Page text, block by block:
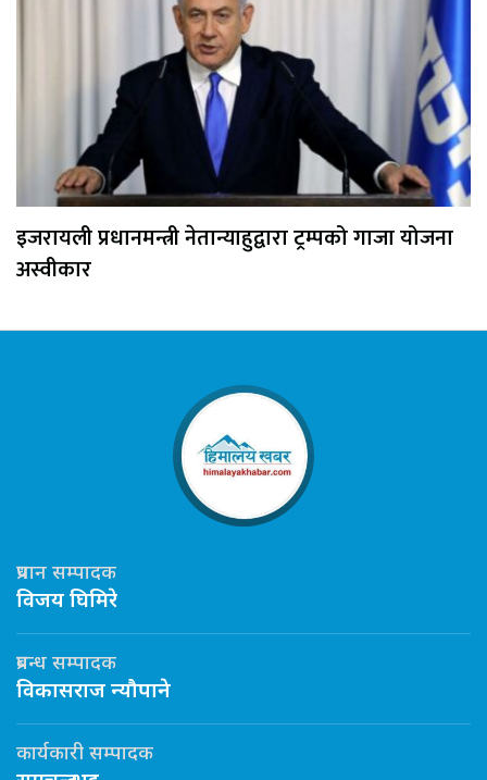
इजरायली प्रधानमन्त्री नेतान्याहुद्वारा ट्रम्पको गाजा योजना
अस्वीकार
प्रधान सम्पादक
विजय घिमिरे
प्रबन्ध सम्पादक
विकासराज न्यौपाने
कार्यकारी सम्पादक